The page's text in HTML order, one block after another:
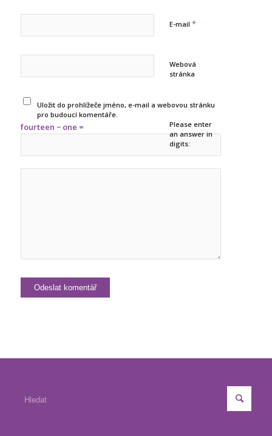
E-mail *
Webová
stránka
Uložit do prohlížeče jméno, e-mail a webovou stránku
pro budoucí komentáře.
Please enter
an answer in
digits:
fourteen − one =